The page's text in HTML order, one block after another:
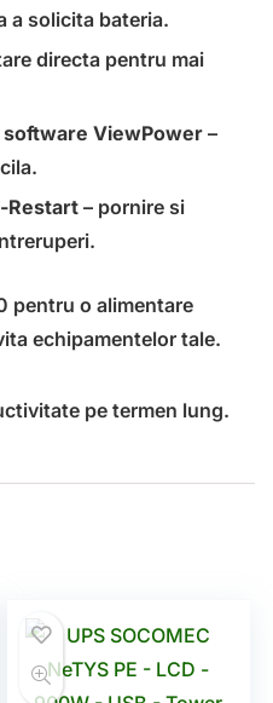
a solicita bateria.
directa pentru mai
software ViewPower –
Restart – pornire si
pentru o alimentare
echipamentelor tale.
pe termen lung.